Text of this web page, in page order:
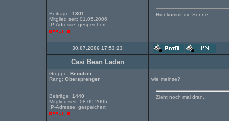
Beiträge: 1301
Mitglied seit: 01.05.2006
IP-Adresse: gespeichert
Hier kommt die Sonne.........
30.07.2006 17:53:23
Casi Bean Laden
Gruppe: Benutzer
Rang: Obersprenger
Beiträge: 1440
Mitglied seit: 08.09.2005
IP-Adresse: gespeichert
wie meinse?
Zieht noch mal dran...